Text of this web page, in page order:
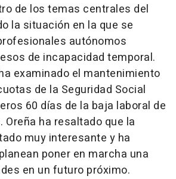
de los temas centrales del
la situación en la que se
autónomos
de incapacidad temporal.
examinado el mantenimiento
de la Seguridad Social
60 días de la baja laboral de
ha resaltado que la
muy interesante y ha
poner en marcha una
en un futuro próximo.